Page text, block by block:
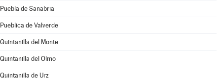
Puebla de Sanabria
Pueblica de Valverde
Quintanilla del Monte
Quintanilla del Olmo
Quintanilla de Urz